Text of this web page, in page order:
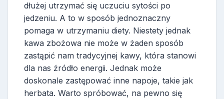
dłużej utrzymać się uczuciu sytości po
jedzeniu. A to w sposób jednoznaczny
pomaga w utrzymaniu diety. Niestety jednak
kawa zbożowa nie może w żaden sposób
zastąpić nam tradycyjnej kawy, która stanowi
dla nas źródło energii. Jednak może
doskonale zastępować inne napoje, takie jak
herbata. Warto spróbować, na pewno się